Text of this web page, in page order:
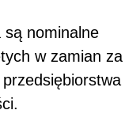
są nominalne
w zamian za